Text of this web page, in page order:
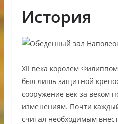
История
XII века королем
был лишь защитной
сооружение век за веком
изменениям. Почти
считал необходимым